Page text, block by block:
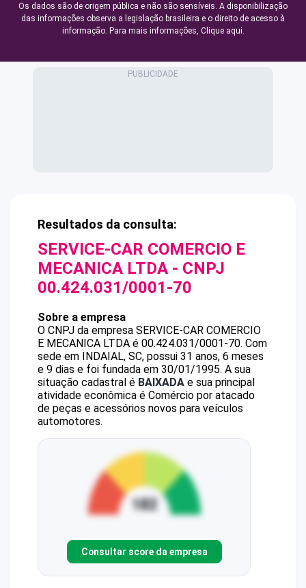
Os dados são de origem pública e não são sensíveis. A disponibilização
das informações observa a legislação brasileira e o direito de acesso à
informação. Para mais informações, Clique aqui.
Resultados da consulta:
SERVICE-CAR COMERCIO E
MECANICA LTDA - CNPJ
00.424.031/0001-70
Sobre a empresa
O CNPJ da empresa SERVICE-CAR COMERCIO
E MECANICA LTDA é 00.424.031/0001-70. Com
sede em INDAIAL, SC, possui 31 anos, 6 meses
e 9 dias e foi fundada em 30/01/1995. A sua
situação cadastral é BAIXADA e sua principal
atividade econômica é Comércio por atacado
de peças e acessórios novos para veículos
automotores.
Consultar score da empresa